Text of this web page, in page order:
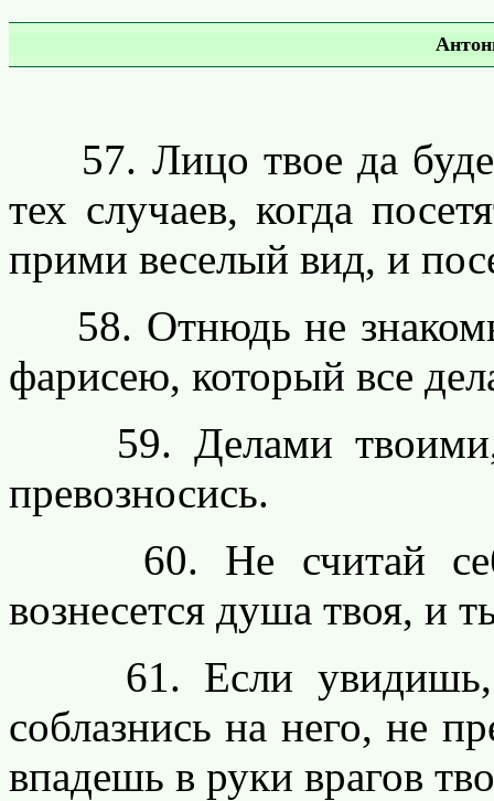
57. Лицо твое да
тех случаев, когда
прими веселый вид, и
58. Отнюдь не
фарисею, который все
59. Делами твоими,
превозносись.
60. Не считай себя
вознесется душа твоя, и
61. Если увидишь,
соблазнись на него, не
впадешь в руки врагов